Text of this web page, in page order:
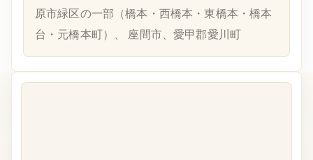
原市緑区の一部（橋本・西橋本・東橋本・橋本
台・元橋本町）、 座間市、愛甲郡愛川町